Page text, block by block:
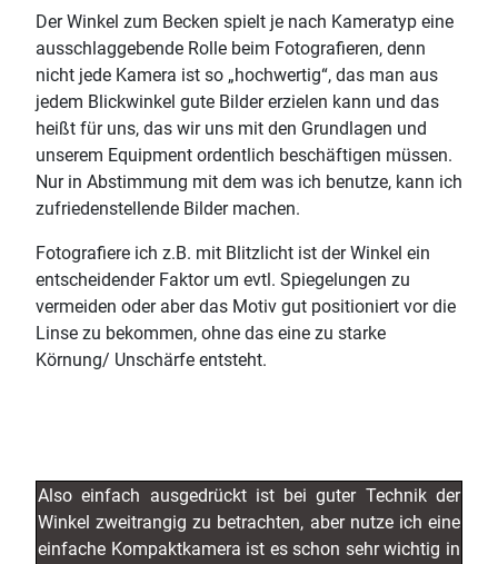
Der Winkel zum Becken spielt je nach Kameratyp eine
ausschlaggebende Rolle beim Fotografieren, denn
nicht jede Kamera ist so „hochwertig“, das man aus
jedem Blickwinkel gute Bilder erzielen kann und das
heißt für uns, das wir uns mit den Grundlagen und
unserem Equipment ordentlich beschäftigen müssen.
Nur in Abstimmung mit dem was ich benutze, kann ich
zufriedenstellende Bilder machen.
Fotografiere ich z.B. mit Blitzlicht ist der Winkel ein
entscheidender Faktor um evtl. Spiegelungen zu
vermeiden oder aber das Motiv gut positioniert vor die
Linse zu bekommen, ohne das eine zu starke
Körnung/ Unschärfe entsteht.
Also einfach ausgedrückt ist bei guter Technik der
Winkel zweitrangig zu betrachten, aber nutze ich eine
einfache Kompaktkamera ist es schon sehr wichtig in